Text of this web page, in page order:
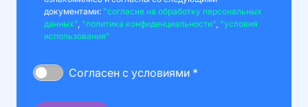
документами: "согласие на обработку персональных
данных", "политика конфиденциальности", "условия
использования"
Согласен с условиями *